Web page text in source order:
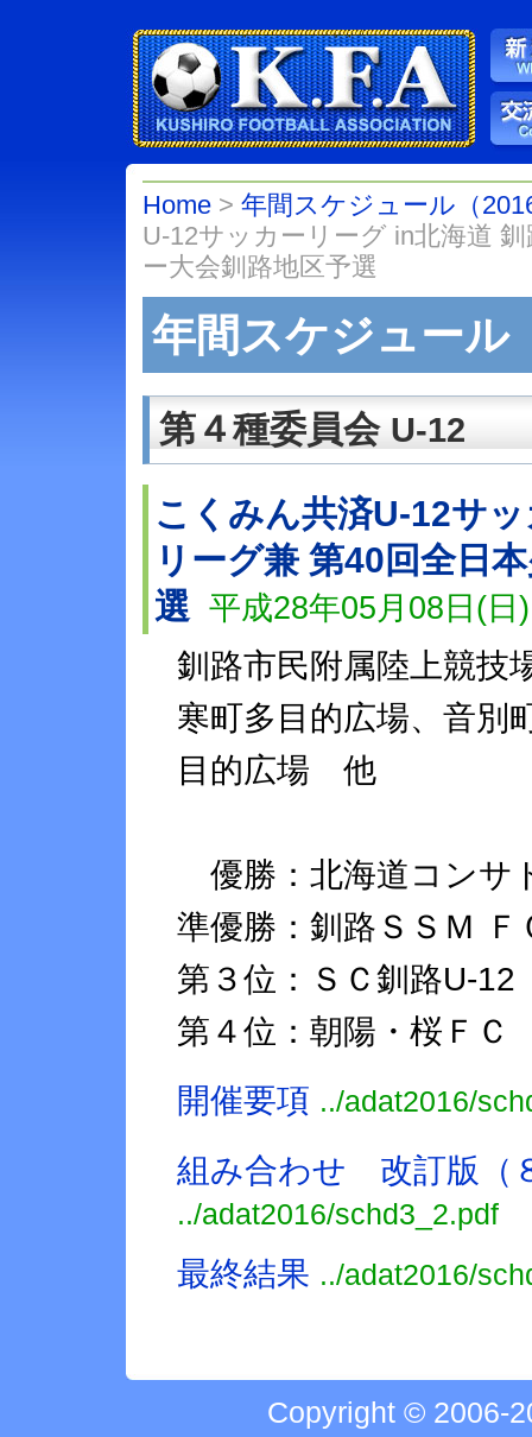
Home >年間スケジュール（
U-12サッカーリーグ in北海道
ー大会釧路地区予選
年間スケジュール
第４種委員会 U-12
こくみん共済U-12サ
リーグ兼 第40回全日
選平成28年05月08日(日
釧路市民附属陸上競技
寒町多目的広場、音別
目的広場 他
優勝：北海道コンサ
準優勝：釧路ＳＳＭ Ｆ
第３位：ＳＣ釧路U-12
第４位：朝陽・桜ＦＣ
開催要項 ../adat2016/
組み合わせ 改訂版（
../adat2016/schd3_2.pdf
最終結果 ../adat2016/
Copyright © 2006-